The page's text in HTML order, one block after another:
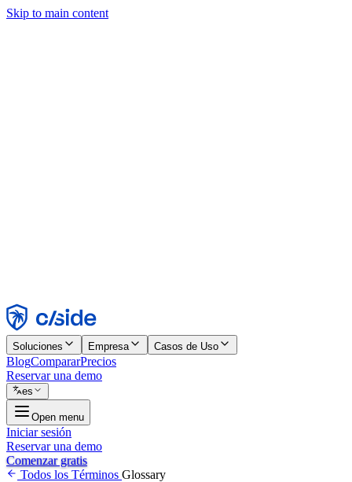
Skip to main content
Rechazar
Soluciones Empresa Casos de Uso
BlogCompararPrecios
Reservar una demo
es
Open menu
Iniciar sesión
Reservar una demo
Comenzar gratis
Todos los Términos Glossary